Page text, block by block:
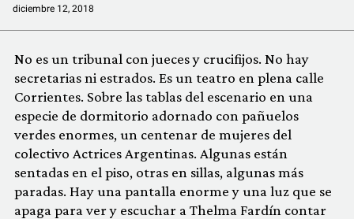
diciembre 12, 2018
No es un tribunal con jueces y crucifijos. No hay
secretarias ni estrados. Es un teatro en plena calle
Corrientes. Sobre las tablas del escenario en una
especie de dormitorio adornado con pañuelos
verdes enormes, un centenar de mujeres del
colectivo Actrices Argentinas. Algunas están
sentadas en el piso, otras en sillas, algunas más
paradas. Hay una pantalla enorme y una luz que se
apaga para ver y escuchar a Thelma Fardín contar